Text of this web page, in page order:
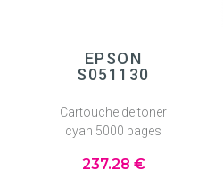
EPSON
S051130
Cartouche de toner
cyan 5000 pages
237.28 €